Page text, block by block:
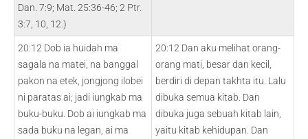
Dan. 7:9; Mat. 25:36-46; 2 Ptr.
3:7, 10, 12.)
20:12 Dob ia huidah ma
sagala na matei, na banggal
pakon na etek, jongjong ilobei
ni paratas ai; jadi iungkab ma
buku-buku. Dob ai iungkab ma
sada buku na legan, ai ma
20:12 Dan aku melihat orang-
orang mati, besar dan kecil,
berdiri di depan takhta itu. Lalu
dibuka semua kitab. Dan
dibuka juga sebuah kitab lain,
yaitu kitab kehidupan. Dan